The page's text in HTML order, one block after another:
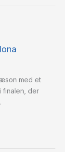
med et
finalen, der